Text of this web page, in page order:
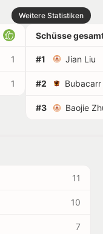
Weitere Statistiken
1
1
Schüsse
#1 Jian Liu
#2
#3 Baojie
11
10
7